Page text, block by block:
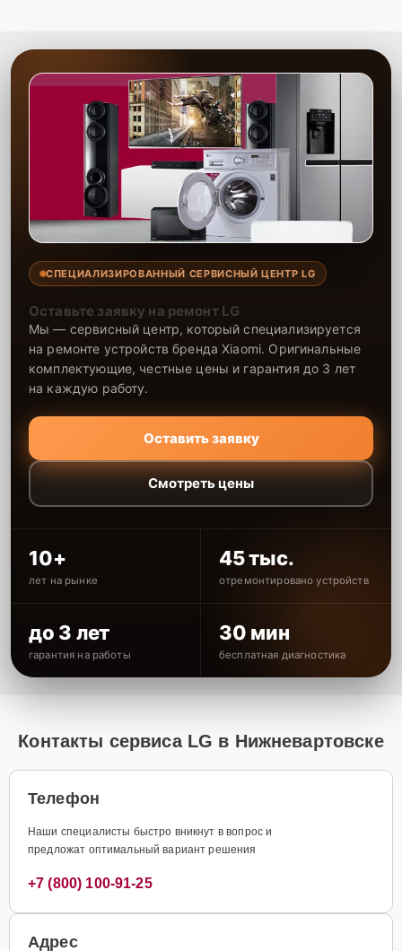
СПЕЦИАЛИЗИРОВАННЫЙ СЕРВИСНЫЙ ЦЕНТР LG
Оставьте заявку на ремонт LG
Мы — сервисный центр, который специализируется
на ремонте устройств бренда Xiaomi. Оригинальные
комплектующие, честные цены и гарантия до 3 лет
на каждую работу.
Оставить заявку
Смотреть цены
10+
лет на рынке
45 тыс.
отремонтировано устройств
до 3 лет
гарантия на работы
30 мин
бесплатная диагностика
Контакты сервиса LG в Нижневартовске
Телефон
Наши специалисты быстро вникнут в вопрос и
предложат оптимальный вариант решения
+7 (800) 100-91-25
Адрес